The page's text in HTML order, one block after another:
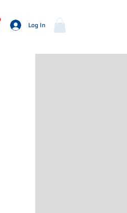
Log In